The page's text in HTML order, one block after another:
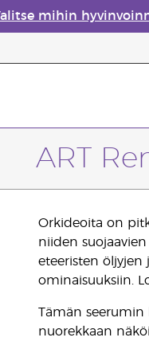
mihin
ART
Orkideoita on
niiden
eteeristen öljyjen
ominaisuuksiin.
Tämän seerumin
nuorekkaan